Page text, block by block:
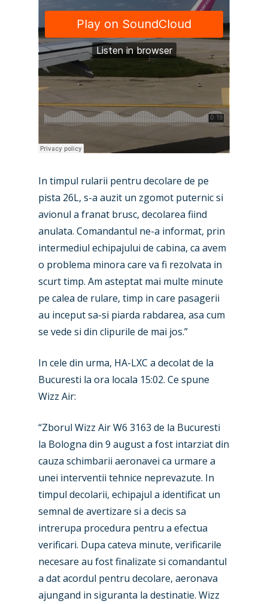
In timpul rularii pentru decolare de pe
pista 26L, s-a auzit un zgomot puternic si
avionul a franat brusc, decolarea fiind
anulata. Comandantul ne-a informat, prin
intermediul echipajului de cabina, ca avem
o problema minora care va fi rezolvata in
scurt timp. Am asteptat mai multe minute
pe calea de rulare, timp in care pasagerii
au inceput sa-si piarda rabdarea, asa cum
se vede si din clipurile de mai jos.”
In cele din urma, HA-LXC a decolat de la
Bucuresti la ora locala 15:02. Ce spune
Wizz Air:
“Zborul Wizz Air W6 3163 de la Bucuresti
la Bologna din 9 august a fost intarziat din
cauza schimbarii aeronavei ca urmare a
unei interventii tehnice neprevazute. In
timpul decolarii, echipajul a identificat un
semnal de avertizare si a decis sa
intrerupa procedura pentru a efectua
verificari. Dupa cateva minute, verificarile
necesare au fost finalizate si comandantul
a dat acordul pentru decolare, aeronava
ajungand in siguranta la destinatie. Wizz
New Routes
Industry